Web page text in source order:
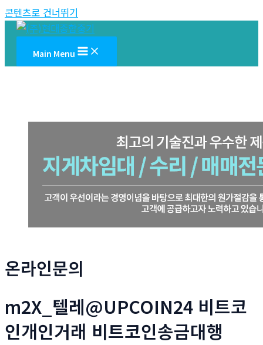
콘텐츠로 건너뛰기
Main Menu
온라인문의
m2X_텔레@UPCOIN24 비트코
인개인거래 비트코인송금대행